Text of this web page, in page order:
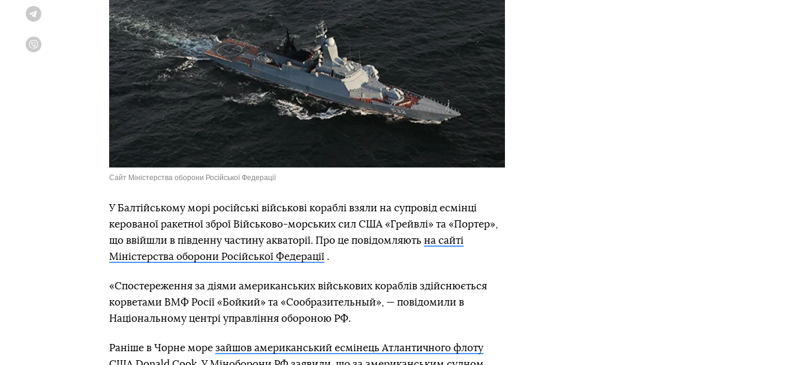
Сайт Міністерства оборони Російської Федерації
У Балтійському морі російські військові кораблі взяли на супровід есмінці
керованої ракетної зброї Військово-морських сил США «Грейвлі» та «Портер»,
що ввійшли в південну частину акваторії. Про це повідомляють на сайті
Міністерства оборони Російської Федерації .
«Спостереження за діями американських військових кораблів здійснюється
корветами ВМФ Росії «Бойкий» та «Сообразительный», — повідомили в
Національному центрі управління обороною РФ.
Раніше в Чорне море зайшов американський есмінець Атлантичного флоту